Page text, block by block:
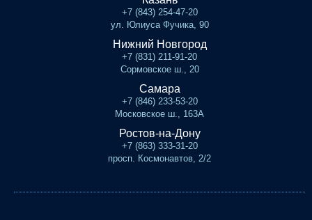
+7 (843) 254-47-20
ул. Юлиуса Фучика, 90
Нижний Новгород
+7 (831) 211-91-20
Сормовское ш., 20
Самара
+7 (846) 233-53-20
Московское ш., 163А
Ростов-на-Дону
+7 (863) 333-31-20
просп. Космонавтов, 2/2